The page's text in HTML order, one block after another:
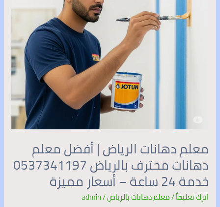
معلم دهانات الرياض | أفضل معلم
دهانات محترف بالرياض 0537341197
خدمة 24 ساعة – أسعار مميزة
اترك تعليقاً/معلم دهانات بالرياض/
admin
دهانات
محترف
بالرياض